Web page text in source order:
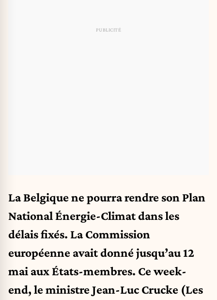
La Belgique ne pourra rendre son Plan
National Énergie-Climat dans les
délais fixés. La Commission
européenne avait donné jusqu’au 12
mai aux États-membres. Ce week-
end, le ministre Jean-Luc Crucke (Les